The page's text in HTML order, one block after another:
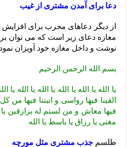
دعا برای آمدن مشتری از غیب
از دیگر دعاهای مجرب برای
مغازه دعای زیر است که می ‌توان
نوشت و داخل مغازه خود آویزان
بسم الله الرحمن الرحیم
یا الله یا الله یا الله یا الله یا الله
القینا فیها رواسی و انبتنا فیها
فیها معاش و من لستم له برازقین یا
مغنی یا رزاق یا باسط یا الله
طلسم جذب مشتری مثل مورچه